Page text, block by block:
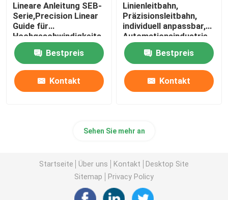
Lineare Anleitung SEB-
Serie,Precision Linear
Guide für
Hochgeschwindigkeits-
und
Hochpräzisionsanwendungen.
Bestpreis
Kontakt
Linienleitbahn,
Präzisionsleitbahn,
individuell anpassbar,
Automationsindustrie
Bestpreis
Kontakt
Sehen Sie mehr an
Startseite Über uns Kontakt
Desktop Site
Sitemap
Privacy Policy